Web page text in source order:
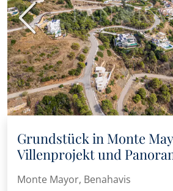
Vorherige
Grundstück in Monte
Villenprojekt und
Monte Mayor, Benahavis